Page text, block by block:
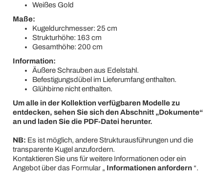
Weißes Gold
Maße:
Kugeldurchmesser: 25 cm
Strukturhöhe: 163 cm
Gesamthöhe: 200 cm
Information:
Äußere Schrauben aus Edelstahl.
Befestigungsdübel im Lieferumfang enthalten.
Glühbirne nicht enthalten.
Um alle in der Kollektion verfügbaren Modelle zu
entdecken, sehen Sie sich den Abschnitt „Dokumente“
an und laden Sie die PDF-Datei herunter.
NB: Es ist möglich, andere Strukturausführungen und die
transparente Kugel anzufordern.
Kontaktieren Sie uns für weitere Informationen oder ein
Angebot über das Formular „ Informationen anfordern “.